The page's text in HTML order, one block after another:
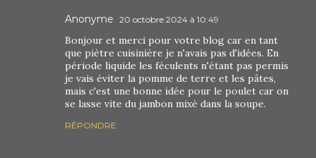
Anonyme 20 octobre 2024 à 10:49
Bonjour et merci pour votre blog car en tant
que piètre cuisinière je n'avais pas d'idées. En
période liquide les féculents n'étant pas permis
je vais éviter la pomme de terre et les pâtes,
mais c'est une bonne idée pour le poulet car on
se lasse vite du jambon mixé dans la soupe.
RÉPONDRE